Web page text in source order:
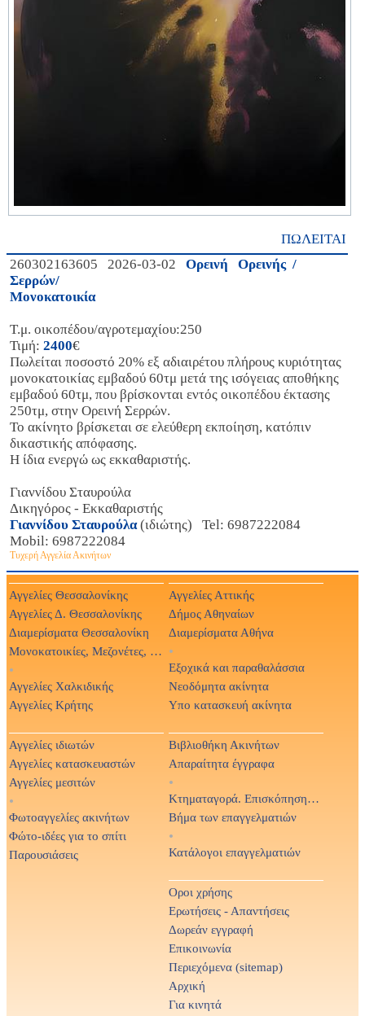
ΠΩΛΕΙΤΑΙ
260302163605 2026-03-02
Ορεινή Ορεινής /
Σερρών/
Μονοκατοικία
Τ.μ. οικοπέδου/αγροτεμαχίου:250
Τιμή: 2400€
Πωλείται ποσοστό 20% εξ αδιαιρέτου πλήρους κυριότητας
μονοκατοικίας εμβαδού 60τμ μετά της ισόγειας αποθήκης
εμβαδού 60τμ, που βρίσκονται εντός οικοπέδου έκτασης
250τμ, στην Ορεινή Σερρών.
Το ακίνητο βρίσκεται σε ελεύθερη εκποίηση, κατόπιν
δικαστικής απόφασης.
Η ίδια ενεργώ ως εκκαθαριστής.
Γιαννίδου Σταυρούλα
Δικηγόρος - Εκκαθαριστής
Γιαννίδου Σταυρούλα(ιδιώτης) Tel: 6987222084
Mobil: 6987222084
Τυχερή Αγγελία Ακινήτων
Αγγελίες Θεσσαλονίκης
Αγγελίες Δ. Θεσσαλονίκης
Διαμερίσματα Θεσσαλονίκη
Μονοκατοικίες, Μεζονέτες, Βίλες
•
Αγγελίες Χαλκιδικής
Αγγελίες Κρήτης
Αγγελίες Αττικής
Δήμος Αθηναίων
Διαμερίσματα Αθήνα
•
Εξοχικά και παραθαλάσσια
Νεοδόμητα ακίνητα
Υπο κατασκευή ακίνητα
Αγγελίες ιδιωτών
Αγγελίες κατασκευαστών
Αγγελίες μεσιτών
•
Φωτοαγγελίες ακινήτων
Φώτο-ιδέες για το σπίτι
Παρουσιάσεις
Βιβλιοθήκη Ακινήτων
Απαραίτητα έγγραφα
•
Κτηματαγορά. Επισκόπηση Τύπου
Βήμα των επαγγελματιών
•
Κατάλογοι επαγγελματιών
Οροι χρήσης
Ερωτήσεις - Απαντήσεις
Δωρεάν εγγραφή
Επικοινωνία
Περιεχόμενα (sitemap)
Αρχική
Για κινητά